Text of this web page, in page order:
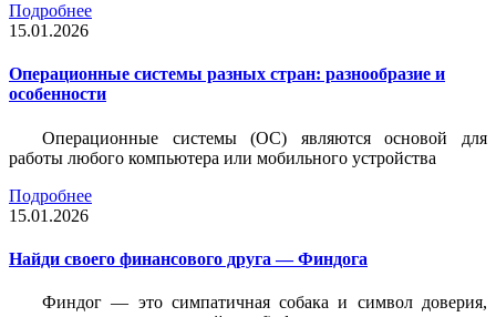
Подробнее
15.01.2026
Операционные системы разных стран: разнообразие и
особенности
Операционные системы (ОС) являются основой для
работы любого компьютера или мобильного устройства
Подробнее
15.01.2026
Найди своего финансового друга — Финдога
Финдог — это симпатичная собака и символ доверия,